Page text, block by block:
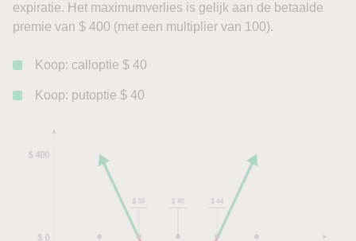
expiratie. Het maximumverlies is gelijk aan de betaalde
premie van $ 400 (met een multiplier van 100).
Koop: calloptie $ 40
Koop: putoptie $ 40